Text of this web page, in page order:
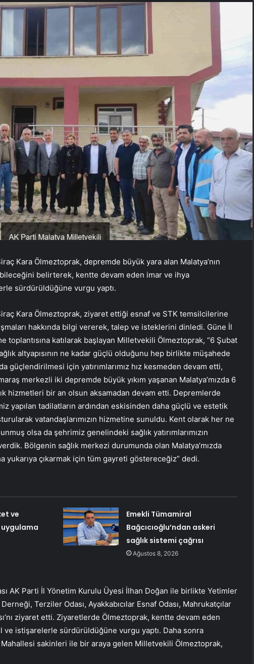
Kara Ölmeztoprak, depremde büyük yara alan Malatya’nın
belirterek, kentte devam eden imar ve ihya
sürdürüldüğüne vurgu yaptı.
Kara Ölmeztoprak, ziyaret ettiği esnaf ve STK temsilcilerine
hakkında bilgi vererek, talep ve isteklerini dinledi. Güne İl
toplantısına katılarak başlayan Milletvekili Ölmeztoprak, “6 Şubat
altyapısının ne kadar güçlü olduğunu hep birlikte müşahede
güçlendirilmesi için yatırımlarımız hız kesmeden devam etti,
merkezli iki depremde büyük yıkım yaşanan Malatya’mızda 6
hizmetleri bir an olsun aksamadan devam etti. Depremlerde
yapılan tadilatların ardından eskisinden daha güçlü ve estetik
vatandaşlarımızın hizmetine sunuldu. Kent olarak her ne
olsa da şehrimiz genelindeki sağlık yatırımlarımızın
verdik. Bölgenin sağlık merkezi durumunda olan Malatya’mızda
yukarıya çıkarmak için tüm gayreti göstereceğiz” dedi.
ve
Emekli Tümamiral
Bağcıcıoğlu’ndan askeri
sağlık sistemi çağrısı
Ağustos 8, 2026
AK Parti İl Yönetim Kurulu Üyesi İlhan Doğan ile birlikte Yetimler
Terziler Odası, Ayakkabıcılar Esnaf Odası, Mahrukatçılar
ziyaret etti. Ziyaretlerde Ölmeztoprak, kentte devam eden
ve istişarelerle sürdürüldüğüne vurgu yaptı. Daha sonra
sakinleri ile bir araya gelen Milletvekili Ölmeztoprak,